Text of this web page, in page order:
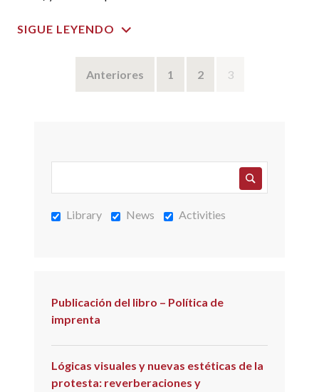
SIGUE LEYENDO
Navegación
Anteriores 1 2 3
Library News Activities
Publicación del libro – Política de
imprenta
Lógicas visuales y nuevas estéticas de la
protesta: reverberaciones y